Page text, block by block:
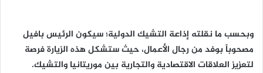
وبحسب ما نقلته إذاعة التشيك الدولية؛ سيكون الرئيس بافيل
مصحوباً بوفد من رجال الأعمال، حيث ستشكل هذه الزيارة فرصة
لتعزيز العلاقات الاقتصادية والتجارية بين موريتانيا والتشيك.